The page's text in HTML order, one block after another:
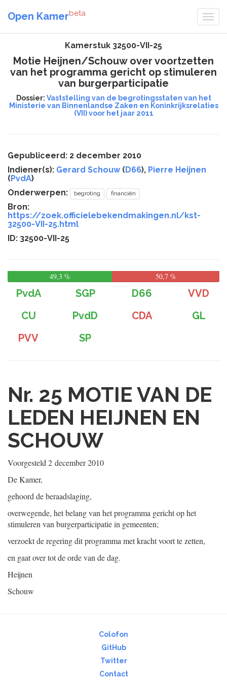
Open Kamerbeta
Kamerstuk 32500-VII-25
Motie Heijnen/Schouw over voortzetten
van het programma gericht op stimuleren
van burgerparticipatie
Dossier: Vaststelling van de begrotingsstaten van het
Ministerie van Binnenlandse Zaken en Koninkrijksrelaties
(VII) voor het jaar 2011
Gepubliceerd: 2 december 2010
Indiener(s): Gerard Schouw(D66), Pierre Heijnen
(PvdA)
Onderwerpen:
begroting financiën
Bron:
https://zoek.officielebekendmakingen.nl/kst-
32500-VII-25.html
ID: 32500-VII-25
49,3 % 50,7 %
PvdA SGP D66
VVD
CU
PvdD CDA
GL
PVV
SP
Nr. 25 MOTIE VAN DE
LEDEN HEIJNEN EN
SCHOUW
Voorgesteld 2 december 2010
De Kamer,
gehoord de beraadslaging,
overwegende, het belang van het programma gericht op het
stimuleren van burgerparticipatie in gemeenten;
verzoekt de regering dit programma met kracht voort te zetten,
en gaat over tot de orde van de dag.
Heijnen
Schouw
Colofon
GitHub
Twitter
Contact